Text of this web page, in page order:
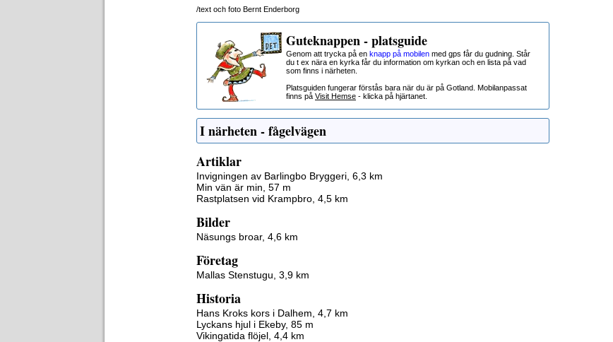
/text och foto Bernt Enderborg
Guteknappen - platsguide
Genom att trycka på en knapp på mobilen med gps får du gudning. Står
du t ex nära en kyrka får du information om kyrkan och en lista på vad
som finns i närheten.
Platsguiden fungerar förstås bara när du är på Gotland. Mobilanpassat
finns på Visit Hemse - klicka på hjärtanet.
I närheten - fågelvägen
Artiklar
Invigningen av Barlingbo Bryggeri, 6,3 km
Min vän är min, 57 m
Rastplatsen vid Krampbro, 4,5 km
Bilder
Näsungs broar, 4,6 km
Företag
Mallas Stenstugu, 3,9 km
Historia
Hans Kroks kors i Dalhem, 4,7 km
Lyckans hjul i Ekeby, 85 m
Vikingatida flöjel, 4,4 km